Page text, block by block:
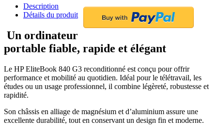
Description
Détails du produit
Un ordinateur
portable fiable, rapide et élégant
Le HP EliteBook 840 G3 reconditionné est conçu pour offrir
performance et mobilité au quotidien. Idéal pour le télétravail, les
études ou un usage professionnel, il combine légèreté, robustesse et
rapidité.
Son châssis en alliage de magnésium et d’aluminium assure une
excellente durabilité, tout en conservant un design fin et moderne.